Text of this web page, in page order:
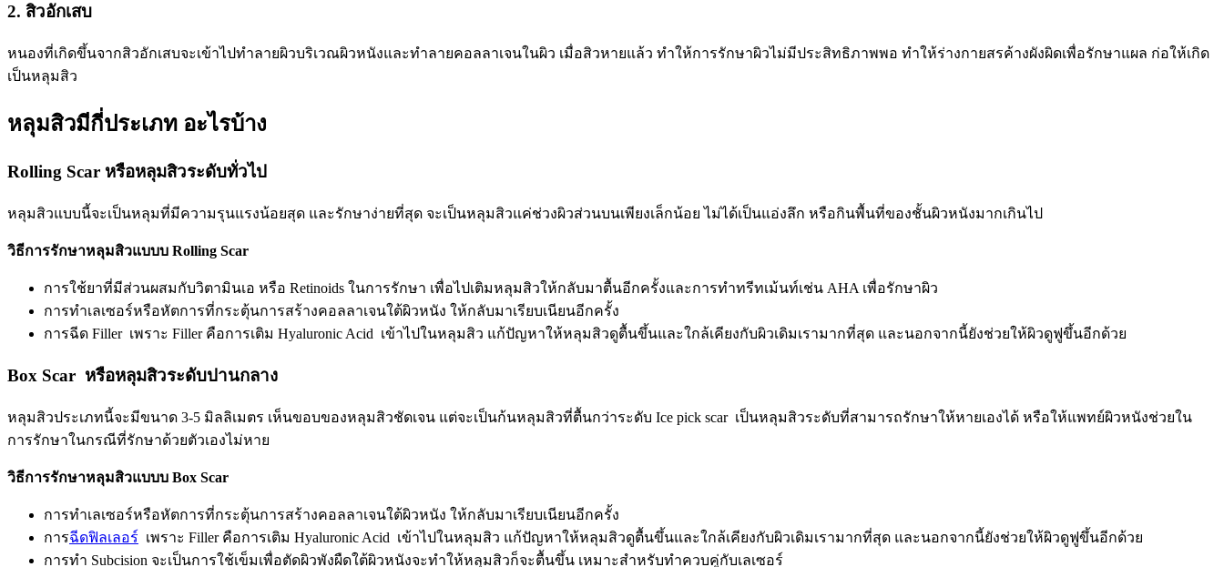
2. สิวอักเสบ
หนองที่เกิดขึ้นจากสิวอักเสบจะเข้าไปทำลายผิวบริเวณผิวหนังและทำลายคอลลาเจนในผิว เมื่อสิวหายแล้ว ทำให้การรักษาผิวไม่มีประสิทธิภาพพอ ทำให้ร่างกายสรค้างผังผิดเพื่อรักษาแผล ก่อให้เกิด
เป็นหลุมสิว
หลุมสิวมีกี่ประเภท อะไรบ้าง
Rolling Scar หรือหลุมสิวระดับทั่วไป
หลุมสิวแบบนี้จะเป็นหลุมที่มีความรุนแรงน้อยสุด และรักษาง่ายที่สุด จะเป็นหลุมสิวแค่ช่วงผิวส่วนบนเพียงเล็กน้อย ไม่ได้เป็นแอ่งลึก หรือกินพื้นที่ของชั้นผิวหนังมากเกินไป
วิธีการรักษาหลุมสิวแบบบ Rolling Scar
การใช้ยาที่มีส่วนผสมกับวิตามินเอ หรือ Retinoids ในการรักษา เพื่อไปเติมหลุมสิวให้กลับมาตื้นอีกครั้งและการทำทรีทเม้นท์เช่น AHA เพื่อรักษาผิว
การทำเลเซอร์หรือหัตการที่กระตุ้นการสร้างคอลลาเจนใต้ผิวหนัง ให้กลับมาเรียบเนียนอีกครั้ง
การฉีด Filler เพราะ Filler คือการเติม Hyaluronic Acid เข้าไปในหลุมสิว แก้ปัญหาให้หลุมสิวดูตื้นขึ้นและใกล้เคียงกับผิวเดิมเรามากที่สุด และนอกจากนี้ยังช่วยให้ผิวดูฟูขึ้นอีกด้วย
Box Scar หรือหลุมสิวระดับปานกลาง
หลุมสิวประเภทนี้จะมีขนาด 3-5 มิลลิเมตร เห็นขอบของหลุมสิวชัดเจน แต่จะเป็นก้นหลุมสิวที่ตื้นกว่าระดับ Ice pick scar เป็นหลุมสิวระดับที่สามารถรักษาให้หายเองได้ หรือให้แพทย์ผิวหนังช่วยใน
การรักษาในกรณีที่รักษาด้วยตัวเองไม่หาย
วิธีการรักษาหลุมสิวแบบบ Box Scar
การทำเลเซอร์หรือหัตการที่กระตุ้นการสร้างคอลลาเจนใต้ผิวหนัง ให้กลับมาเรียบเนียนอีกครั้ง
การฉีดฟิลเลอร์ เพราะ Filler คือการเติม Hyaluronic Acid เข้าไปในหลุมสิว แก้ปัญหาให้หลุมสิวดูตื้นขึ้นและใกล้เคียงกับผิวเดิมเรามากที่สุด และนอกจากนี้ยังช่วยให้ผิวดูฟูขึ้นอีกด้วย
การทำ Subcision จะเป็นการใช้เข็มเพื่อตัดผิวพังผืดใต้ผิวหนังจะทำให้หลุมสิวก็จะตื้นขึ้น เหมาะสำหรับทำควบคู่กับเลเซอร์